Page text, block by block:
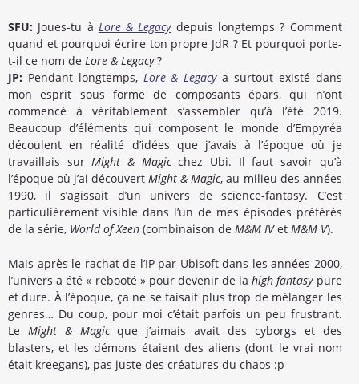
SFU: Joues-tu à Lore & Legacydepuis longtemps ? Comment
quand et pourquoi écrire ton propre JdR ? Et pourquoi porte-
t-il ce nom de Lore & Legacy?
JP: Pendant longtemps, Lore & Legacya surtout existé dans
mon esprit sous forme de composants épars, qui n’ont
commencé à véritablement s’assembler qu’à l’été 2019.
Beaucoup d’éléments qui composent le monde d’Empyréa
découlent en réalité d’idées que j’avais à l’époque où je
travaillais surMight & Magicchez Ubi. Il faut savoir qu’à
l’époque où j’ai découvertMight & Magic, au milieu des années
1990, il s’agissait d’un univers de science-fantasy. C’est
particulièrement visible dans l’un de mes épisodes préférés
de la série, World of Xeen (combinaison de M&M IVet M&M V).
Mais après le rachat de l’IP par Ubisoft dans les années 2000,
l’univers a été « rebooté » pour devenir de lahigh fantasypure
et dure. À l’époque, ça ne se faisait plus trop de mélanger les
genres… Du coup, pour moi c’était parfois un peu frustrant.
Le Might & Magicque j’aimais avait des cyborgs et des
blasters, et les démons étaient des aliens (dont le vrai nom
était kreegans), pas juste des créatures du chaos :p